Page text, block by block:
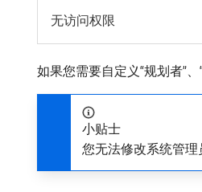
无访问权限
如果您需要自定义“规划者”
小贴士
您无法修改系统管理